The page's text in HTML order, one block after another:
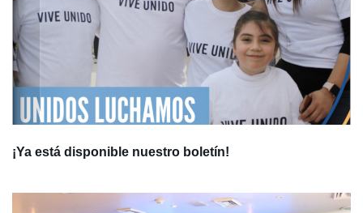
¡Ya está disponible nuestro boletín!